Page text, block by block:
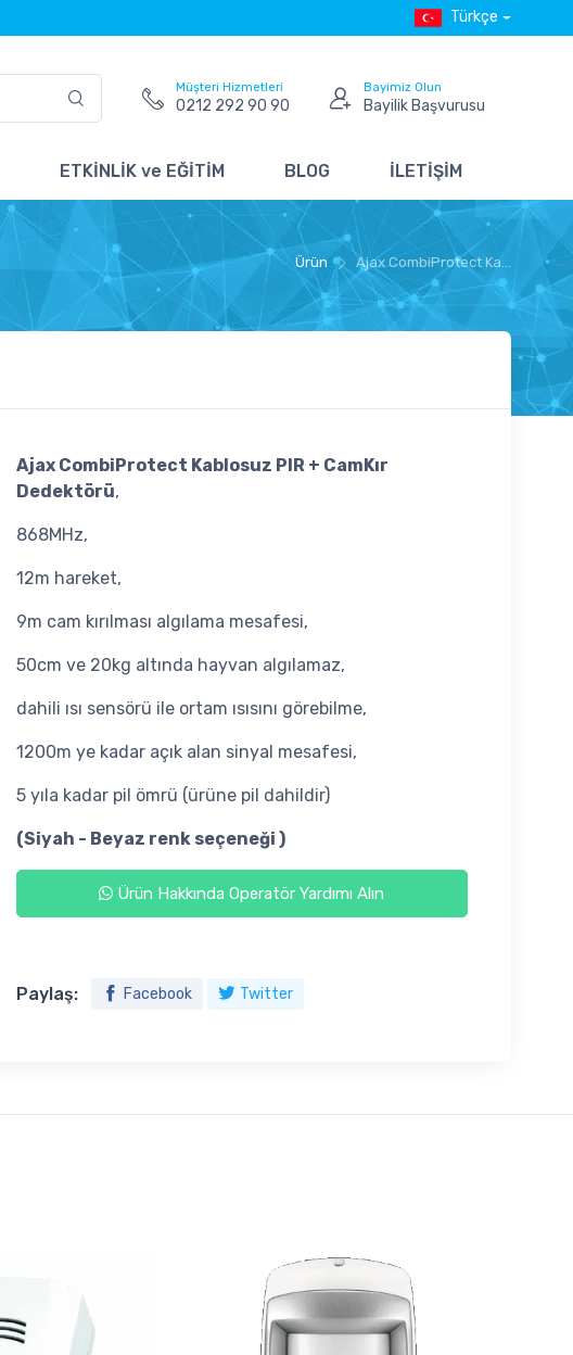
Türkçe
Müşteri Hizmetleri
0212 292 90 90
Bayimiz Olun
Bayilik Başvurusu
ETKİNLİK ve EĞİTİM BLOG İLETİŞİM
Ürün Ajax CombiProtect Ka...
Ajax CombiProtect Kablosuz PIR + CamKır
Dedektörü,
868MHz,
12m hareket,
9m cam kırılması algılama mesafesi,
50cm ve 20kg altında hayvan algılamaz,
dahili ısı sensörü ile ortam ısısını görebilme,
1200m ye kadar açık alan sinyal mesafesi,
5 yıla kadar pil ömrü (ürüne pil dahildir)
(Siyah - Beyaz renk seçeneği )
Ürün Hakkında Operatör Yardımı Alın
Paylaş: Facebook Twitter